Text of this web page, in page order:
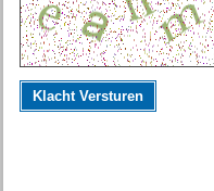
Klacht Versturen